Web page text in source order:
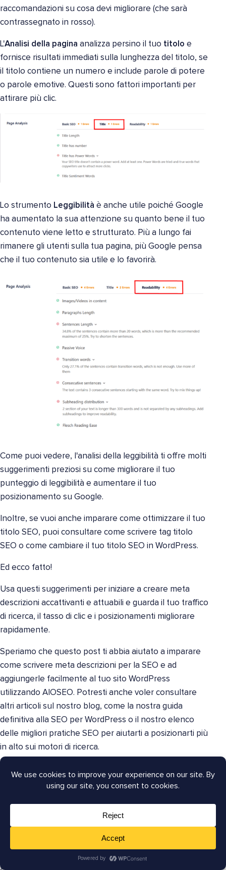
raccomandazioni su cosa devi migliorare (che sarà
contrassegnato in rosso).
L'Analisi della pagina analizza persino il tuo titolo e
fornisce risultati immediati sulla lunghezza del titolo, se
il titolo contiene un numero e include parole di potere
o parole emotive. Questi sono fattori importanti per
attirare più clic.
Lo strumento Leggibilità è anche utile poiché Google
ha aumentato la sua attenzione su quanto bene il tuo
contenuto viene letto e strutturato. Più a lungo fai
rimanere gli utenti sulla tua pagina, più Google pensa
che il tuo contenuto sia utile e lo favorirà.
Come puoi vedere, l'analisi della leggibilità ti offre molti
suggerimenti preziosi su come migliorare il tuo
punteggio di leggibilità e aumentare il tuo
posizionamento su Google.
Inoltre, se vuoi anche imparare come ottimizzare il tuo
titolo SEO, puoi consultare come scrivere tag titolo
SEO o come cambiare il tuo titolo SEO in WordPress.
Ed ecco fatto!
Usa questi suggerimenti per iniziare a creare meta
descrizioni accattivanti e attuabili e guarda il tuo traffico
di ricerca, il tasso di clic e i posizionamenti migliorare
rapidamente.
Speriamo che questo post ti abbia aiutato a imparare
come scrivere meta descrizioni per la SEO e ad
aggiungerle facilmente al tuo sito WordPress
utilizzando AIOSEO. Potresti anche voler consultare
altri articoli sul nostro blog, come la nostra guida
definitiva alla SEO per WordPress o il nostro elenco
delle migliori pratiche SEO per aiutarti a posizionarti più
in alto sui motori di ricerca.
per riferimento futuro e consultare la nostra gamma
raccomandazioni per i migliori plugin per link interni.
Questi strumenti ti aiutano a risparmiare tempo sui link
interni e ad aumentare la scoperta dei contenuti.